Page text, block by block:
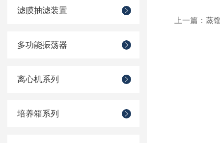
滤膜抽滤装置
多功能振荡器
离心机系列
培养箱系列
上一篇： 蒸